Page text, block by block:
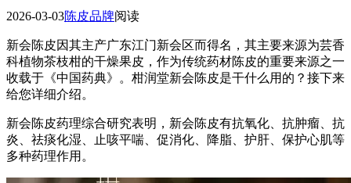
2026-03-03陈皮品牌阅读
新会陈皮因其主产广东江门新会区而得名，其主要来源为芸香
科植物茶枝柑的干燥果皮，作为传统药材陈皮的重要来源之一
收载于《中国药典》。柑润堂新会陈皮是干什么用的？接下来
给您详细介绍。
新会陈皮药理综合研究表明，新会陈皮有抗氧化、抗肿瘤、抗
炎、祛痰化湿、止咳平喘、促消化、降脂、护肝、保护心肌等
多种药理作用。